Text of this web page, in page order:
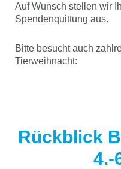
Auf Wunsch stellen wir
Spendenquittung aus.
Bitte besucht auch
Tierweihnacht:
Rückblick
4.-